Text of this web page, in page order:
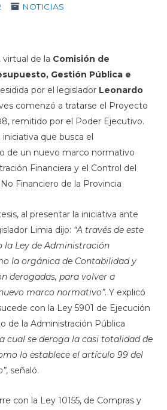
NOTICIAS
virtual de la Comisión de
Gestión Pública e
por el legislador Leonardo
comenzó a tratarse el Proyecto
remitido por el Poder Ejecutivo.
que busca el
de un nuevo marco normativo
Financiera y el Control del
Financiero de la Provincia
al presentar la iniciativa ante
Limia dijo: “A través de este
la Ley de Administración
la orgánica de Contabilidad y
derogadas, para volver a
marco normativo”. Y explicó
con la Ley 5901 de Ejecución
de la Administración Pública
cual se deroga la casi totalidad de
lo establece el artículo 99 del
, señaló.
con la Ley 10155, de Compras y